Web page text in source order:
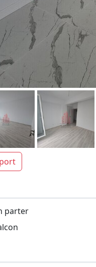
parter